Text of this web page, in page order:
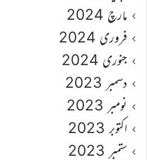
مارچ 2024
فروری 2024
جنوری 2024
دسمبر 2023
نومبر 2023
اکتوبر 2023
ستمبر 2023